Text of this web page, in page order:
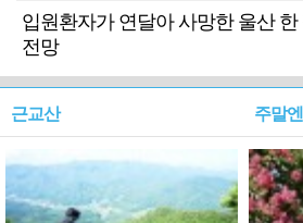
입원환자가 연달아 사망한 울산
전망
근교산 주말